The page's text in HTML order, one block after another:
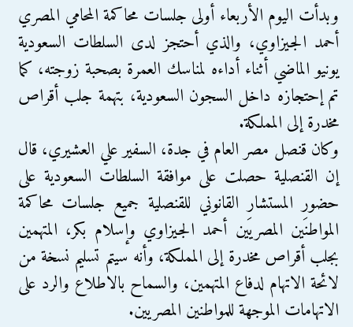
وبدأت اليوم الأربعاء أولى جلسات محاكمة المحامي المصري
أحمد الجيزاوي، والذي أحتجز لدى السلطات السعودية
يونيو الماضي أثناء أداءه لمناسك العمرة بصحبة زوجته، كما
تم إحتجازه داخل السجون السعودية، بتهمة جلب أقراص
مخدرة إلى المملكة.
وكان قنصل مصر العام في جدة، السفير علي العشيري، قال
إن القنصلية حصلت على موافقة السلطات السعودية على
حضور المستشار القانوني للقنصلية جميع جلسات محاكمة
المواطنَين المصريَين أحمد الجيزاوي وإسلام بكر، المتهمين
بجلب أقراص مخدرة إلى المملكة، وأنه سيتم تسليم نسخة من
لائحة الاتهام لدفاع المتهمين، والسماح بالاطلاع والرد على
الاتهامات الموجهة للمواطنين المصريين.